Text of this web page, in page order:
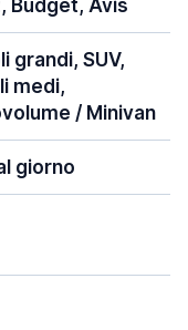
Budget, Avis
grandi, SUV,
medi,
/ Minivan
giorno